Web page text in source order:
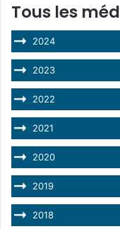
Tous les
2024
2023
2022
2021
2020
2019
2018